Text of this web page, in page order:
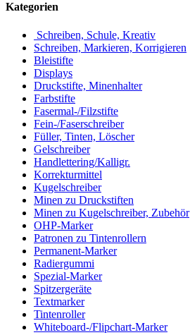
Kategorien
Schreiben, Schule, Kreativ
Schreiben, Markieren, Korrigieren
Bleistifte
Displays
Druckstifte, Minenhalter
Farbstifte
Fasermal-/Filzstifte
Fein-/Faserschreiber
Füller, Tinten, Löscher
Gelschreiber
Handlettering/Kalligr.
Korrekturmittel
Kugelschreiber
Minen zu Druckstiften
Minen zu Kugelschreiber, Zubehör
OHP-Marker
Patronen zu Tintenrollern
Permanent-Marker
Radiergummi
Spezial-Marker
Spitzergeräte
Textmarker
Tintenroller
Whiteboard-/Flipchart-Marker